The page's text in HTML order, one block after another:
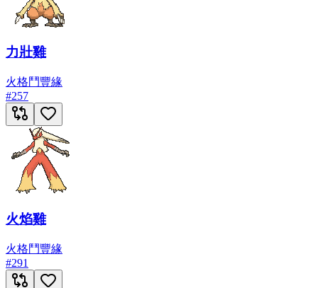
力壯雞
火格鬥豐緣
#257
火焰雞
火格鬥豐緣
#291